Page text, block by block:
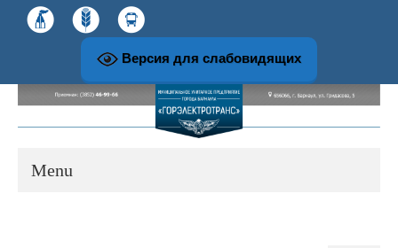
Версия для слабовидящих
Menu